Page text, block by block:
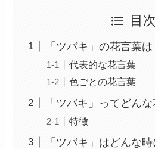
目次
「ツバキ」の花言葉は
代表的な花言葉
色ごとの花言葉
「ツバキ」ってどんな
特徴
「ツバキ」はどんな